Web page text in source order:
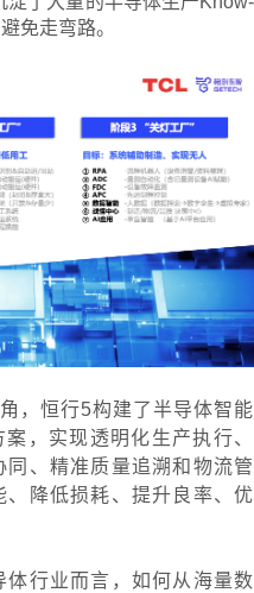
免走弯路。
，恒行5构建了半导体智能
，实现透明化生产执行、
、精准质量追溯和物流管
降低损耗、提升良率、优
体行业而言，如何从海量数